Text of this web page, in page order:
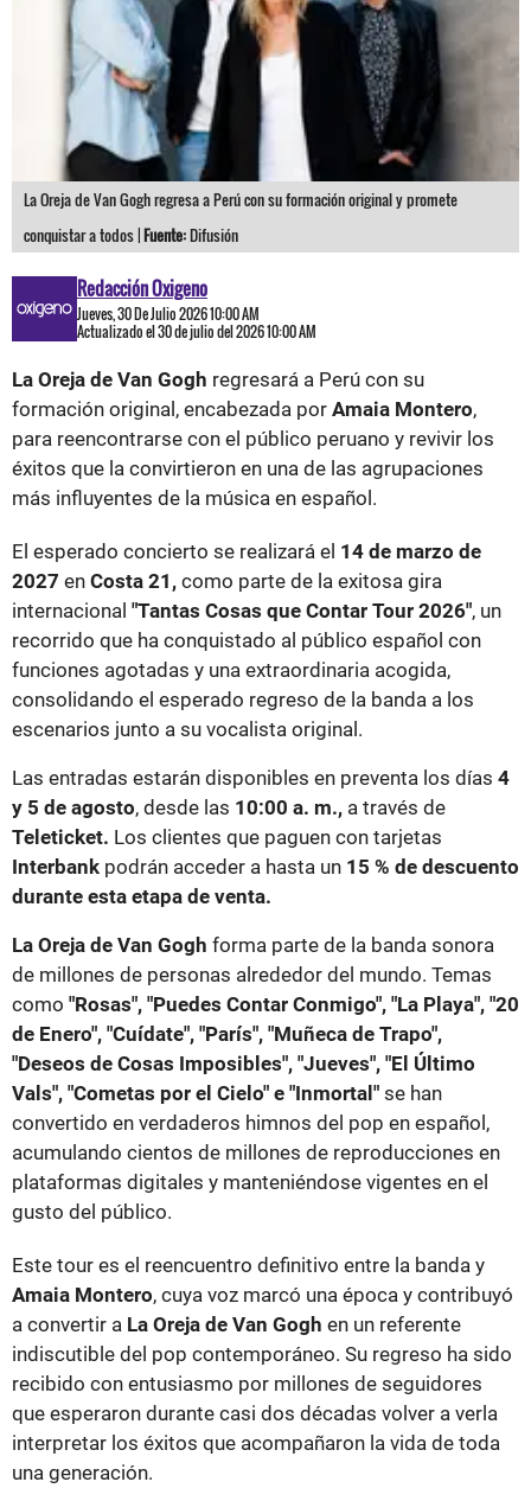
La Oreja de Van Gogh regresa a Perú con su formación original y promete
conquistar a todos |Fuente:Difusión
Redacción Oxigeno
Jueves, 30 De Julio 2026 10:00 AM
Actualizado el 30 de julio del 2026 10:00 AM
La Oreja de Van Gogh regresará a Perú con su
formación original, encabezada por Amaia Montero,
para reencontrarse con el público peruano y revivir los
éxitos que la convirtieron en una de las agrupaciones
más influyentes de la música en español.
El esperado concierto se realizará el 14 de marzo de
2027 en Costa 21, como parte de la exitosa gira
internacional "Tantas Cosas que Contar Tour 2026", un
recorrido que ha conquistado al público español con
funciones agotadas y una extraordinaria acogida,
consolidando el esperado regreso de la banda a los
escenarios junto a su vocalista original.
Las entradas estarán disponibles en preventa los días 4
y 5 de agosto, desde las 10:00 a. m., a través de
Teleticket. Los clientes que paguen con tarjetas
Interbank podrán acceder a hasta un 15 % de descuento
durante esta etapa de venta.
La Oreja de Van Gogh forma parte de la banda sonora
de millones de personas alrededor del mundo. Temas
como "Rosas", "Puedes Contar Conmigo", "La Playa", "20
de Enero", "Cuídate", "París", "Muñeca de Trapo",
"Deseos de Cosas Imposibles", "Jueves", "El Último
Vals", "Cometas por el Cielo" e "Inmortal" se han
convertido en verdaderos himnos del pop en español,
acumulando cientos de millones de reproducciones en
plataformas digitales y manteniéndose vigentes en el
gusto del público.
Este tour es el reencuentro definitivo entre la banda y
Amaia Montero, cuya voz marcó una época y contribuyó
a convertir a La Oreja de Van Gogh en un referente
indiscutible del pop contemporáneo. Su regreso ha sido
recibido con entusiasmo por millones de seguidores
que esperaron durante casi dos décadas volver a verla
interpretar los éxitos que acompañaron la vida de toda
una generación.